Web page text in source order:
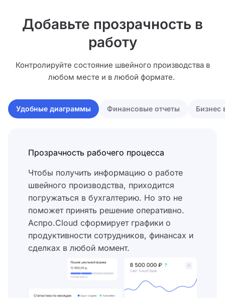
Добавьте прозрачность в
работу
Контролируйте состояние швейного производства в
любом месте и в любой формате.
Удобные диаграммы Финансовые отчеты Бизнес
Прозрачность рабочего процесса
Чтобы получить информацию о работе
швейного производства, приходится
погружаться в бухгалтерию. Но это не
поможет принять решение оперативно.
Аспро.Cloud сформирует графики о
продуктивности сотрудников, финансах и
сделках в любой момент.